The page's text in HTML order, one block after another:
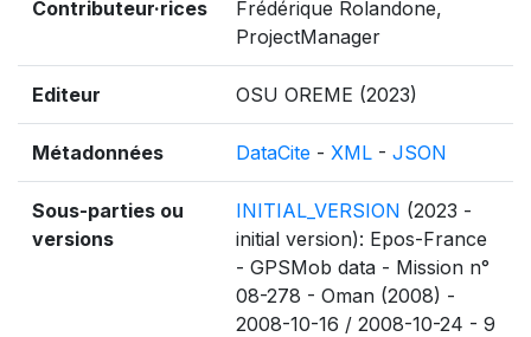
Contributeur·rices
Frédérique Rolandone,
ProjectManager
Editeur OSU OREME (2023)
Métadonnées DataCite - XML - JSON
Sous-parties ou
versions
INITIAL_VERSION (2023 -
initial version): Epos-France
- GPSMob data - Mission n°
08-278 - Oman (2008) -
2008-10-16 / 2008-10-24 - 9